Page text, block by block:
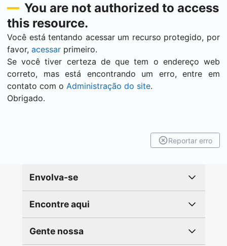
You are not authorized to access
this resource.
Você está tentando acessar um recurso protegido, por
favor, acessar primeiro.
Se você tiver certeza de que tem o endereço web
correto, mas está encontrando um erro, entre em
contato com o Administração do site.
Obrigado.
Reportar erro
Envolva-se
Encontre aqui
Gente nossa